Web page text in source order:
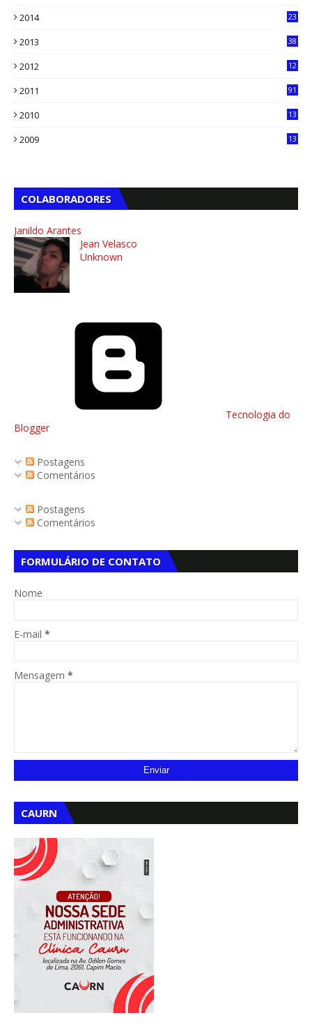
2014
23
2013
38
2012
12
2011 91
2010
13
2009
13
COLABORADORES
Janildo Arantes
Jean Velasco
Unknown
Tecnologia do
Blogger
Postagens
Comentários
Postagens
Comentários
FORMULÁRIO DE CONTATO
Nome
E-mail *
Mensagem *
CAURN